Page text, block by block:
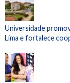
Universidade
Lima e fortalece